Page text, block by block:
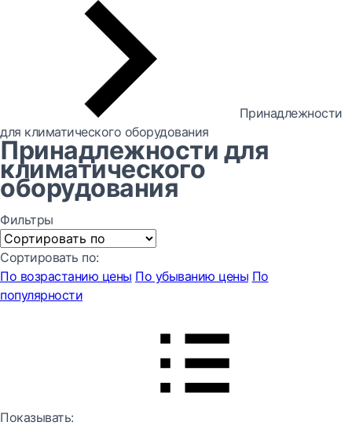
Принадлежности
для климатического оборудования
Принадлежности для
климатического
оборудования
Фильтры
Сортировать по:
По возрастанию цены По убыванию цены По
популярности
Показывать: